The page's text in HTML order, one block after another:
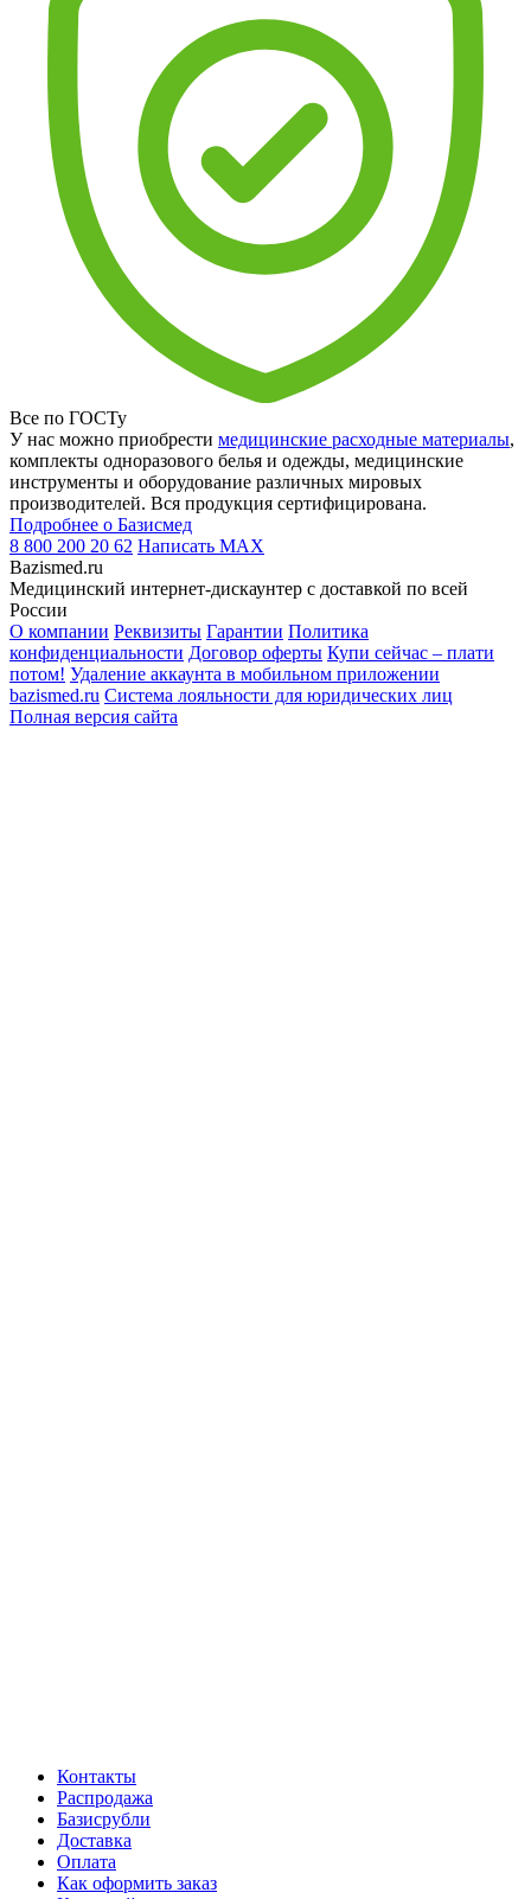
Все по ГОСТу
У нас можно приобрести медицинские расходные материалы,
комплекты одноразового белья и одежды, медицинские
инструменты и оборудование различных мировых
производителей. Вся продукция сертифицирована.
Подробнее о Базисмед
8 800 200 20 62 Написать MAX
Bazismed.ru
Медицинский интернет-дискаунтер с доставкой по всей
России
О компании Реквизиты Гарантии Политика
конфиденциальности Договор оферты Купи сейчас – плати
потом! Удаление аккаунта в мобильном приложении
bazismed.ru Система лояльности для юридических лиц
Полная версия сайта
Контакты
Распродажа
Базисрубли
Доставка
Оплата
Как оформить заказ